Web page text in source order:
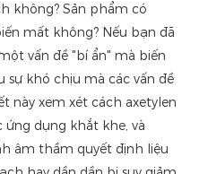
không? Sản phẩm có
mất không? Nếu bạn đã
vấn đề "bí ẩn" mà biến
sự khó chịu mà các vấn đề
này xem xét cách axetylen
ứng dụng khắt khe, và
âm thầm quyết định liệu